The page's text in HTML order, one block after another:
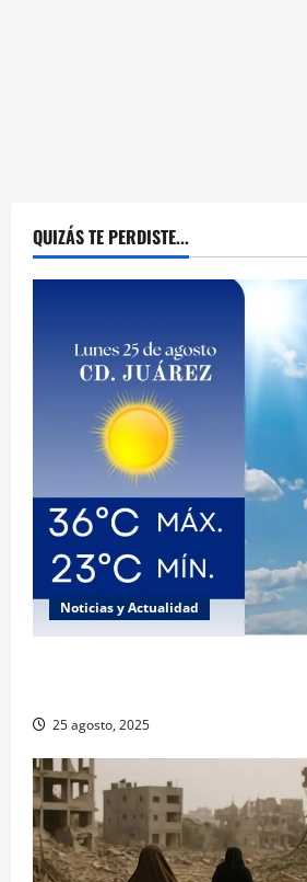
QUIZÁS TE PERDISTE...
Noticias y Actualidad
25 agosto, 2025